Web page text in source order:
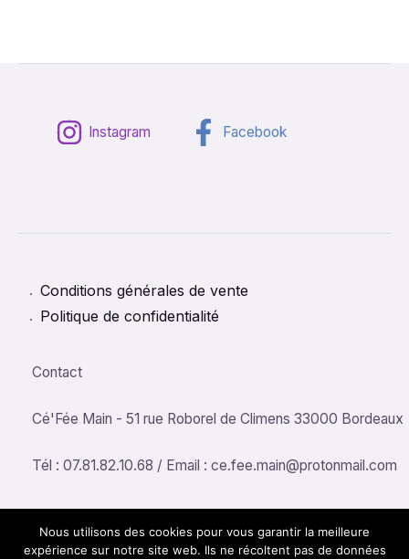
Instagram Facebook
Conditions générales de vente
Politique de confidentialité
Contact
Cé'Fée Main - 51 rue Roborel de Climens 33000 Bordeaux
Tél : 07.81.82.10.68 / Email : ce.fee.main@protonmail.com
Nous utilisons des cookies pour vous garantir la meilleure
expérience sur notre site web. Ils ne récoltent pas de données